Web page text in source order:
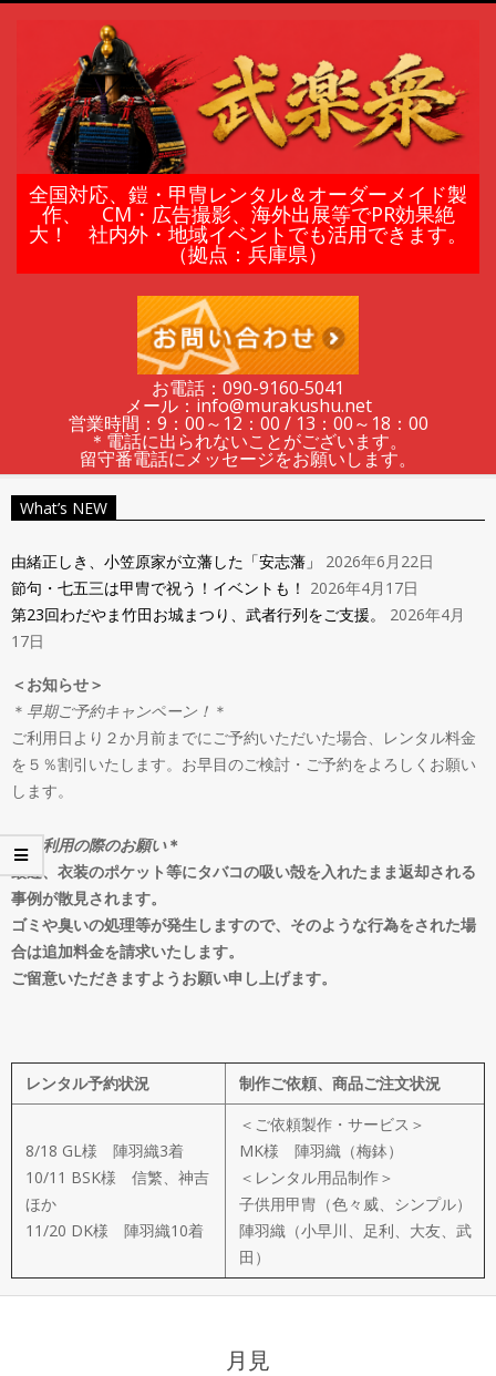
鎧
甲
レ
ン
タ
ル
＆
オ
ー
ダ
ー
メ
イ
ド
製
作
武
全国対応、鎧・甲冑レンタル＆オーダーメイド製
作、 CM・広告撮影、海外出展等でPR効果絶
大！ 社内外・地域イベントでも活用できます。
（拠点：兵庫県）
お電話：090-9160‐5041
メール：info@murakushu.net
営業時間：9：00～12：00 / 13：00～18：00
＊電話に出られないことがございます。
留守番電話にメッセージをお願いします。
Navigation
What’s NEW
由緒正しき、小笠原家が立藩した「安志藩」
2026年6月22日
節句・七五三は甲冑で祝う！イベントも！ 2026年4月17日
第23回わだやま竹田お城まつり、武者行列をご支援。
2026年4月
17日
＜お知らせ＞
＊ 早期ご予約キャンペーン！ ＊
ご利用日より２か月前までにご予約いただいた場合、レンタル料金
を５％割引いたします。お早目のご検討・ご予約をよろしくお願い
します。
＊ご利用の際のお願い＊
最近、衣装のポケット等にタバコの吸い殻を入れたまま返却される
事例が散見されます。
ゴミや臭いの処理等が発生しますので、そのような行為をされた場
合は追加料金を請求いたします。
ご留意いただきますようお願い申し上げます。
レンタル予約状況 制作ご依頼、商品ご注文状況
8/18 GL様 陣羽織3着
10/11 BSK様 信繁、神吉
ほか
11/20 DK様 陣羽織10着
＜ご依頼製作・サービス＞
MK様 陣羽織（梅鉢）
＜レンタル用品制作＞
子供用甲冑（色々威、シンプル）
陣羽織（小早川、足利、大友、武
田）
月見